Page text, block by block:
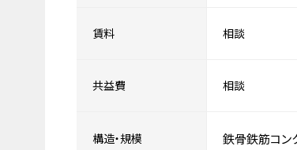
賃料 相談
共益費 相談
構造・規模 鉄骨鉄筋コン